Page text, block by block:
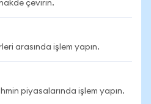
çevirin.
arasında işlem yapın.
piyasalarında işlem yapın.